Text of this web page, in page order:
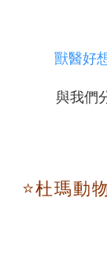
獸醫好
與我們
⭐️杜瑪動